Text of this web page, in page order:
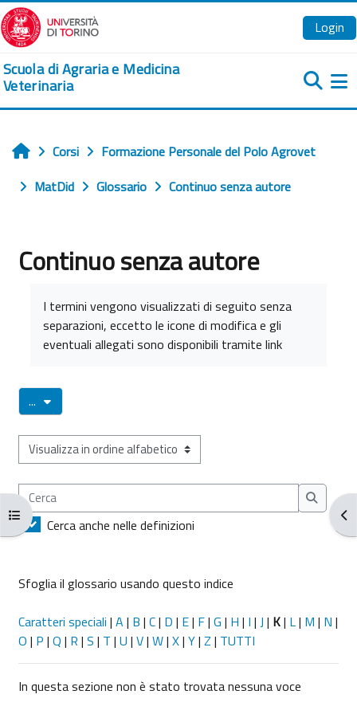
Vai al contenuto principale
Login
Scuola di Agraria e Medicina
Veterinaria
Apri indice del corso
Home
Corsi
Formazione Personale del Polo Agrovet
MatDid
Glossario Continuo senza autore
Continuo senza autore
I termini vengono visualizzati di seguito senza
separazioni, eccetto le icone di modifica e gli
eventuali allegati sono disponibili tramite link
... Esporta voci
Sfoglia il glossario usando questo indice
Cerca
Cerca
Cerca anche nelle definizioni
Sfoglia il glossario usando questo indice
Caratteri speciali | A | B | C| D | E| F| G | H | I | J | K| L| M | N |
O | P | Q | R | S | T | U | V| W| X| Y| Z | TUTTI
In questa sezione non è stato trovata nessuna voce